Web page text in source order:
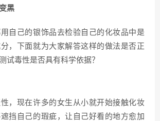
黑
自己的银饰品去检验自己的化妆品中是
，下面就为大家解答这样的做法是否正
试毒性是否具有科学依据？
，现在许多的女生从小就开始接触化妆
挡自己的瑕疵，让自己好看的地方愈加